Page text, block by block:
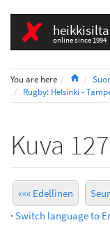
online since 1994
You are here Home
Rugby: Helsinki -
Kuva 127
««« Edellinen
· Switch language to